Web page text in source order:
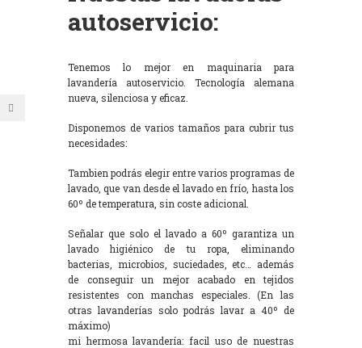
autoservicio:
Tenemos lo mejor en maquinaria para
lavandería autoservicio. Tecnología alemana
nueva, silenciosa y eficaz.
Disponemos de varios tamaños para cubrir tus
necesidades:
Tambien podrás elegir entre varios programas de
lavado, que van desde el lavado en frío, hasta los
60º de temperatura, sin coste adicional.
Señalar que solo el lavado a 60º garantiza un
lavado higiénico de tu ropa, eliminando
bacterias, microbios, suciedades, etc… además
de conseguir un mejor acabado en tejidos
resistentes con manchas especiales. (En las
otras lavanderías solo podrás lavar a 40º de
máximo)
mi hermosa lavandería: facil uso de nuestras